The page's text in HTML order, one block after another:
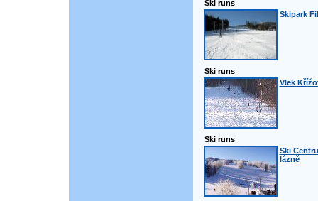
Ski runs
Skipark
Ski runs
Vlek
Ski runs
Ski
lázně